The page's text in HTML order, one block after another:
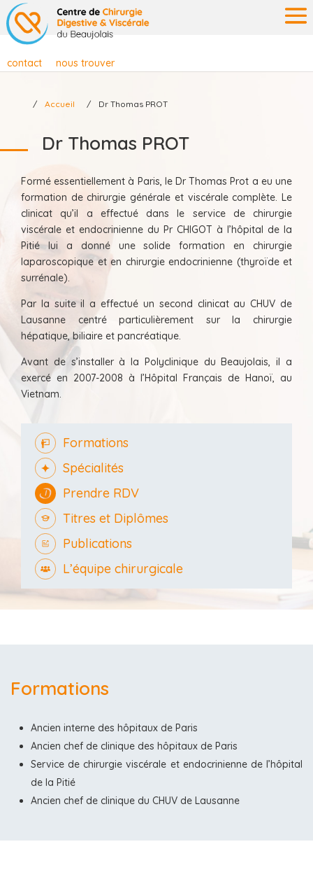
contact nous trouver
Accueil Dr Thomas PROT
Dr Thomas PROT
Formé essentiellement à Paris, le Dr Thomas Prot a eu une
formation de chirurgie générale et viscérale complète. Le
clinicat qu’il a effectué dans le service de chirurgie
viscérale et endocrinienne du Pr CHIGOT à l’hôpital de la
Pitié lui a donné une solide formation en chirurgie
laparoscopique et en chirurgie endocrinienne (thyroïde et
surrénale).
Par la suite il a effectué un second clinicat au CHUV de
Lausanne centré particulièrement sur la chirurgie
hépatique, biliaire et pancréatique.
Avant de s’installer à la Polyclinique du Beaujolais, il a
exercé en 2007-2008 à l’Hôpital Français de Hanoï, au
Vietnam.
Formations
Spécialités
Prendre RDV
Titres et Diplômes
Publications
L’équipe chirurgicale
Formations
Ancien interne des hôpitaux de Paris
Ancien chef de clinique des hôpitaux de Paris
Service de chirurgie viscérale et endocrinienne de l’hôpital
de la Pitié
Ancien chef de clinique du CHUV de Lausanne